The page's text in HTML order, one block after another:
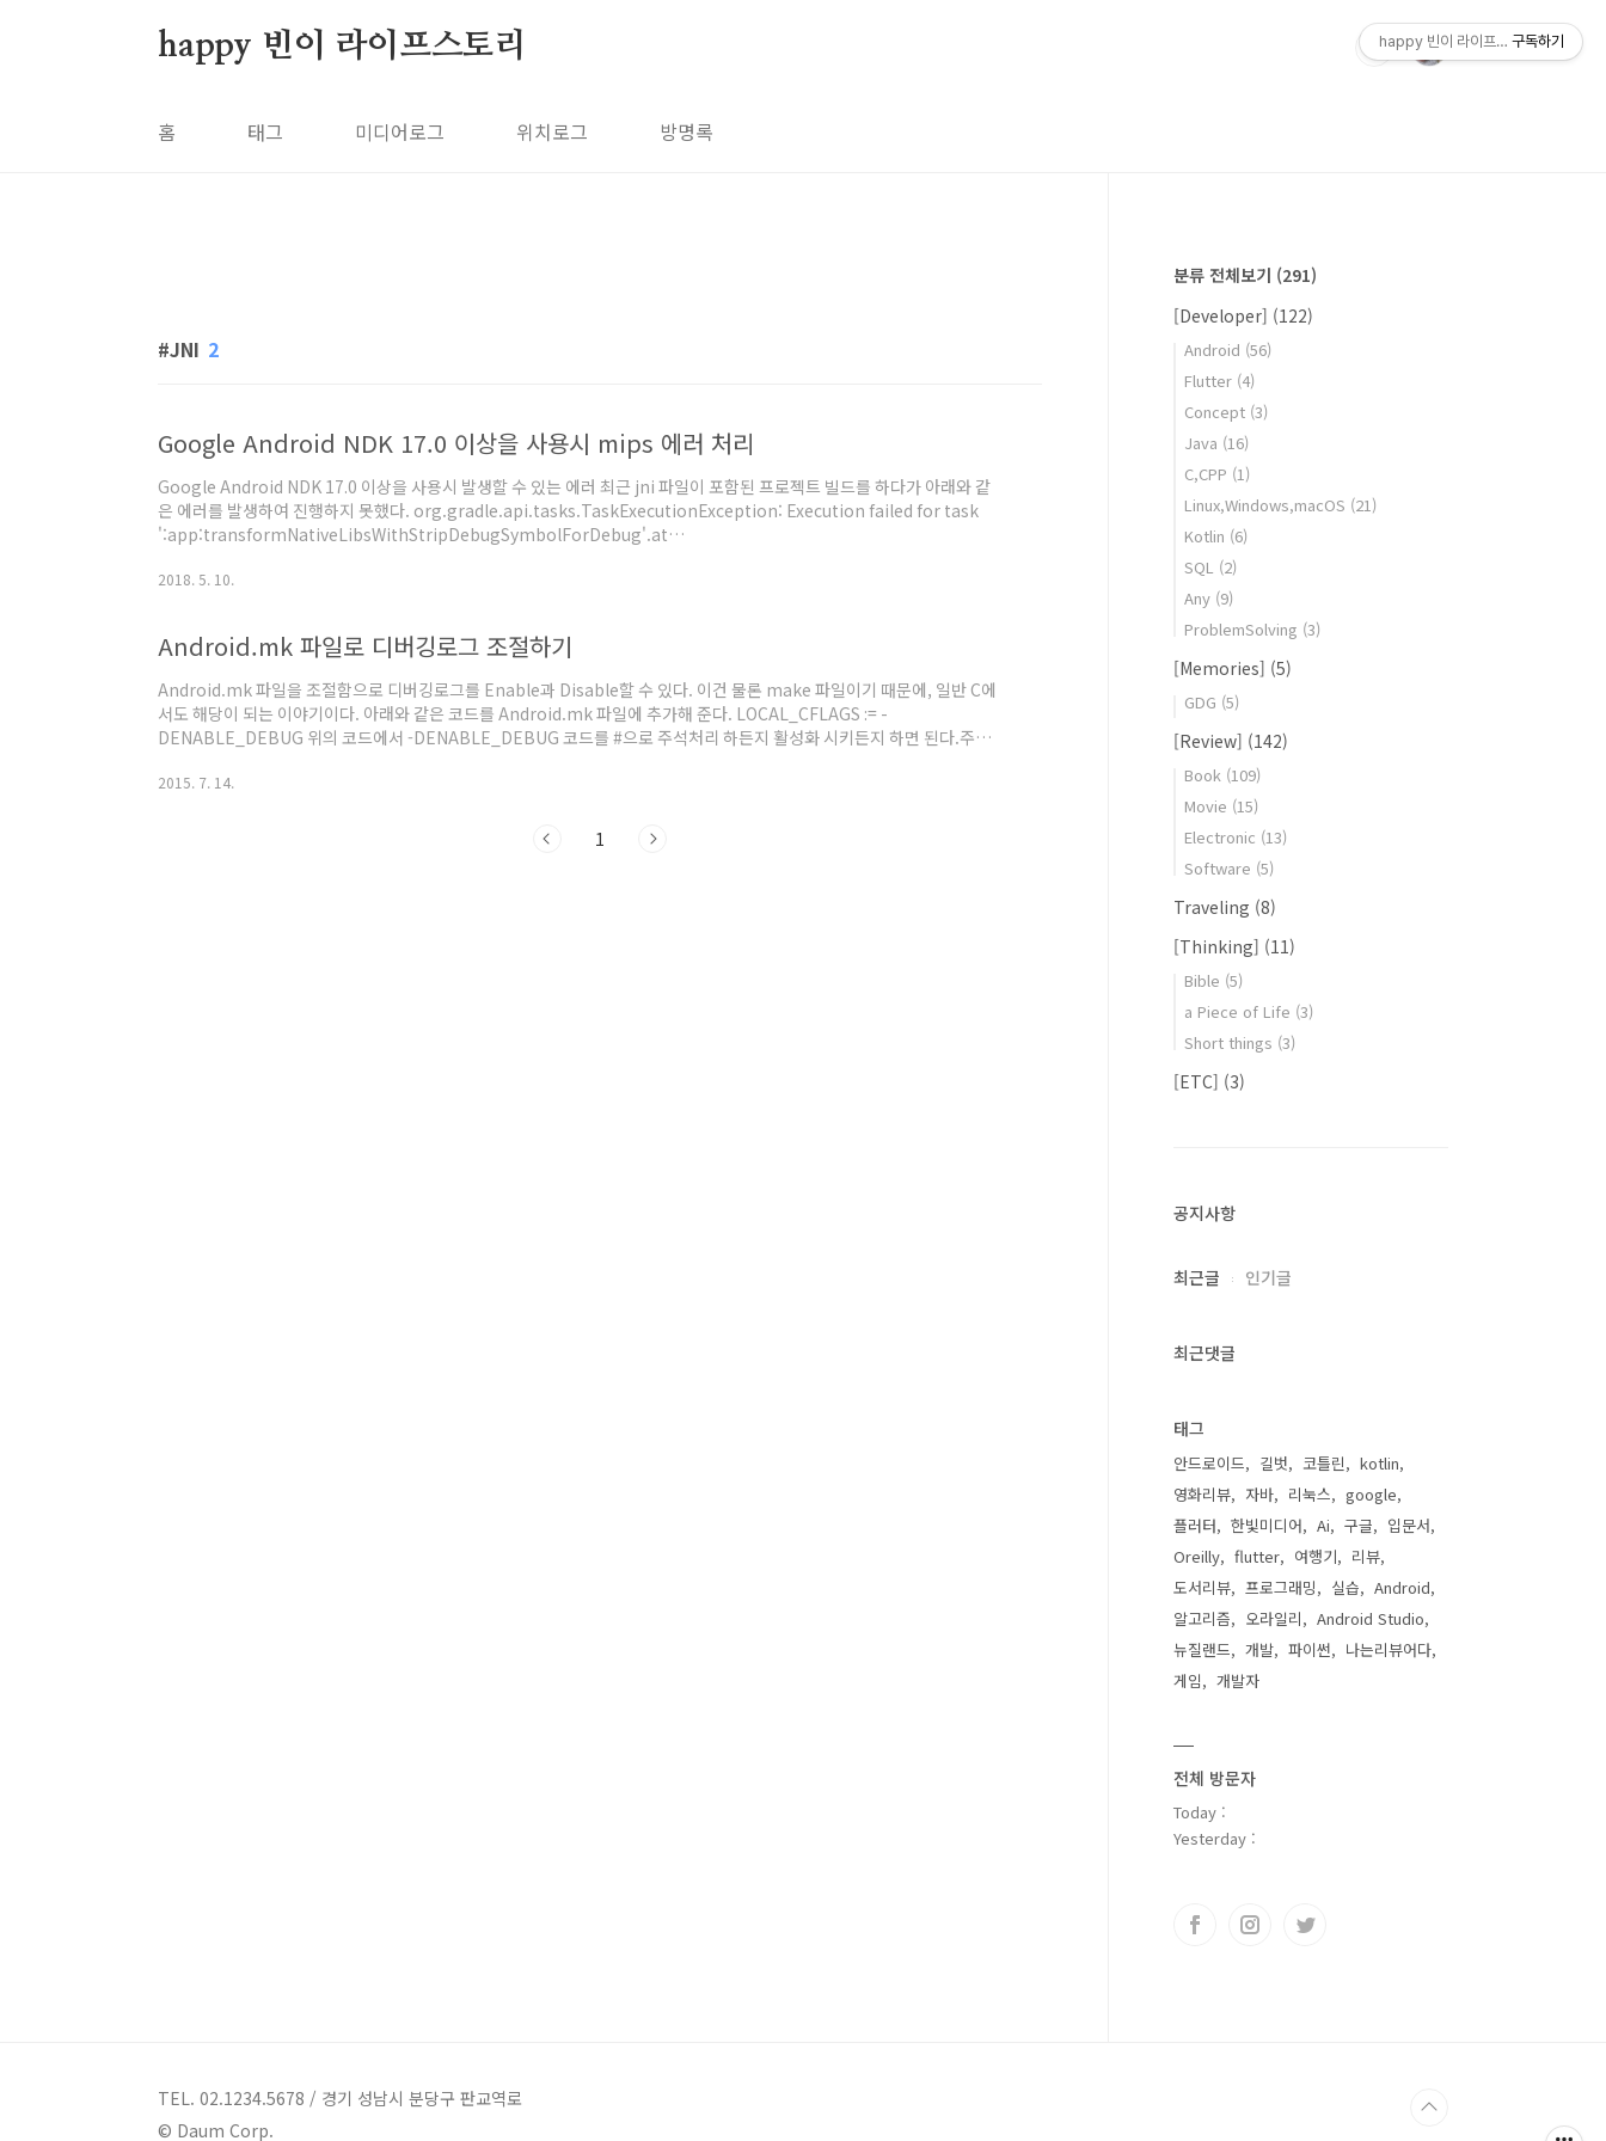
happy 빈이 라이프스토리
홈 태그 미디어로그 위치로그 방명록
JNI 2
Google Android NDK 17.0 이상을 사용시 mips 에러 처리
Google Android NDK 17.0 이상을 사용시 발생할 수 있는 에러 최근 jni 파일이 포함된 프로젝트 빌드를 하다가 아래와 같
은 에러를 발생하여 진행하지 못했다. org.gradle.api.tasks.TaskExecutionException: Execution failed for task
':app:transformNativeLibsWithStripDebugSymbolForDebug'.at
org.gradle.api.internal.tasks.execution.ExecuteAct..
2018. 5. 10.
Android.mk 파일로 디버깅로그 조절하기
Android.mk 파일을 조절함으로 디버깅로그를 Enable과 Disable할 수 있다. 이건 물론 make 파일이기 때문에, 일반 C에
서도 해당이 되는 이야기이다. 아래와 같은 코드를 Android.mk 파일에 추가해 준다. LOCAL_CFLAGS := -
DENABLE_DEBUG 위의 코드에서 -DENABLE_DEBUG 코드를 #으로 주석처리 하든지 활성화 시키든지 하면 된다.주석
추가해준다.(include와 같은 기본적인 코드는 제외하고 필요한 것만 나열했다.) #ifdef ENABLE_DEBUG#define
2015. 7. 14.
1
분류 전체보기 (291)
[Developer] (122)
Android (56)
Flutter (4)
Concept (3)
Java (16)
C,CPP (1)
Linux,Windows,macOS (21)
Kotlin (6)
SQL (2)
Any (9)
ProblemSolving (3)
[Memories] (5)
GDG (5)
[Review] (142)
Book (109)
Movie (15)
Electronic (13)
Software (5)
Traveling (8)
[Thinking] (11)
Bible (5)
a Piece of Life (3)
Short things (3)
[ETC] (3)
공지사항
최근글 인기글
최근댓글
태그
안드로이드 길벗 코틀린
kotlin
영화리뷰
자바 리눅스
google
플러터
한빛미디어 Ai 구글
입문서
Oreilly
flutter 여행기
리뷰
도서리뷰
프로그래밍 실습
Android
알고리즘
오라일리
Android Studio
뉴질랜드
개발 파이썬
나는리뷰어다
게임
개발자
전체 방문자
Today :
Yesterday :
TEL. 02.1234.5678 / 경기 성남시 분당구 판교역로
© Daum Corp.
happy 빈이 라이프스토리구독하기